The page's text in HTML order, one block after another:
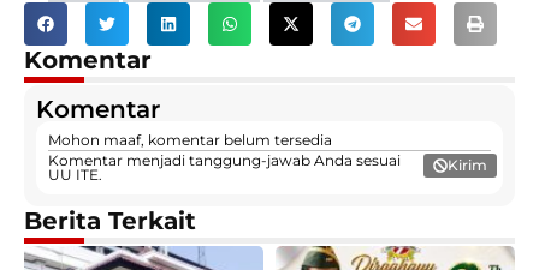
Komentar
Komentar
Mohon maaf, komentar belum tersedia
Komentar menjadi tanggung-jawab Anda sesuai
UU ITE.
Kirim
Berita Terkait